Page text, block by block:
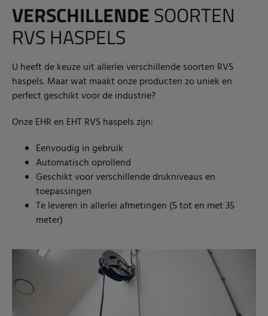
VERSCHILLENDESOORTEN
RVS HASPELS
U heeft de keuze uit allerlei verschillende soorten RVS
haspels. Maar wat maakt onze producten zo uniek en
perfect geschikt voor de industrie?
Onze EHR en EHT RVS haspels zijn:
Eenvoudig in gebruik
Automatisch oprollend
Geschikt voor verschillende drukniveaus en
toepassingen
Te leveren in allerlei afmetingen (5 tot en met 35
meter)